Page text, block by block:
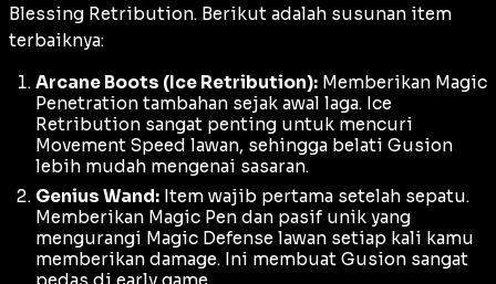
Blessing Retribution. Berikut adalah susunan item
terbaiknya:
Arcane Boots (Ice Retribution): Memberikan Magic
Penetration tambahan sejak awal laga. Ice
Retribution sangat penting untuk mencuri
Movement Speed lawan, sehingga belati Gusion
lebih mudah mengenai sasaran.
Genius Wand: Item wajib pertama setelah sepatu.
Memberikan Magic Pen dan pasif unik yang
mengurangi Magic Defense lawan setiap kali kamu
memberikan damage. Ini membuat Gusion sangat